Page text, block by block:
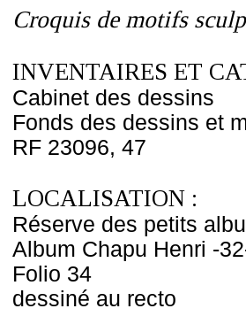
Croquis de motifs
INVENTAIRES ET
Cabinet des dessins
Fonds des dessins et
RF 23096, 47
LOCALISATION :
Réserve des petits
Album Chapu Henri -
Folio 34
dessiné au recto